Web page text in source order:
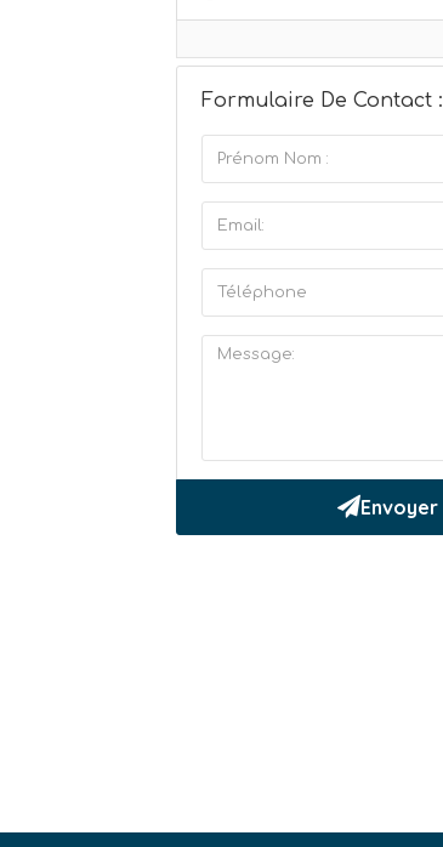
Formulaire De Contact :